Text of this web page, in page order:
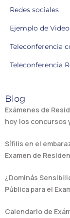
Redes sociales
Ejemplo de
Teleconferencia
Teleconferencia
Blog
Exámenes de
hoy los concursos
Sífilis en el
Examen de
¿Dominás
Pública para el
Calendario de